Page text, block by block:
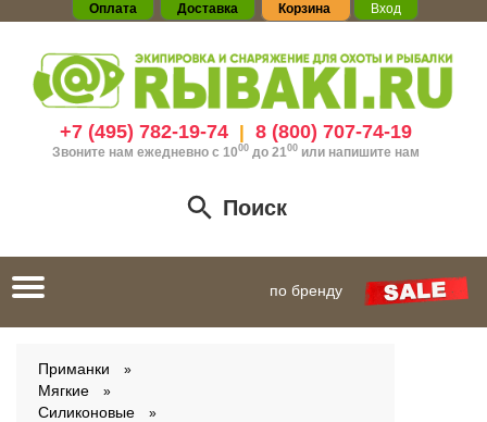
Оплата Доставка Корзина Вход
+7 (495) 782-19-74| 8 (800) 707-74-19
Звоните нам ежедневно с 1000до 21 00 или напишите нам
Поиск
Toggle
navigation
по бренду
Приманки
Мягкие
Силиконовые